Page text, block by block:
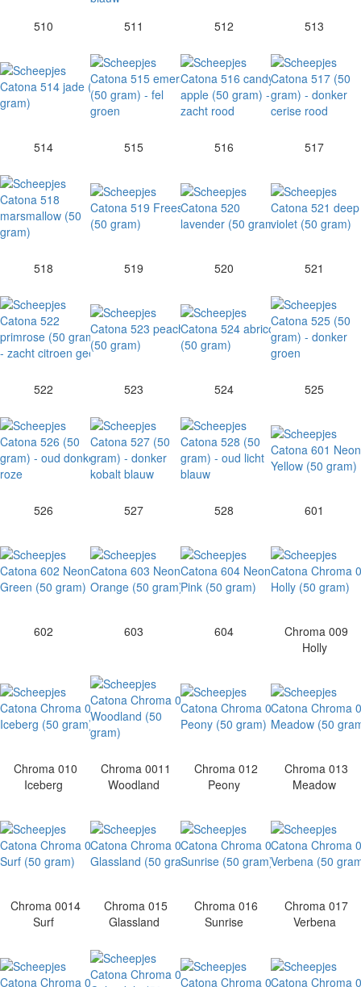
510 511 512 513
514 515 516 517
518 519 520 521
522 523 524 525
526 527 528 601
602 603 604
Chroma 009
Holly
Chroma 010
Iceberg
Chroma 0011
Woodland
Chroma 012
Peony
Chroma 013
Meadow
Chroma 0014
Surf
Chroma 015
Glassland
Chroma 016
Sunrise
Chroma 017
Verbena